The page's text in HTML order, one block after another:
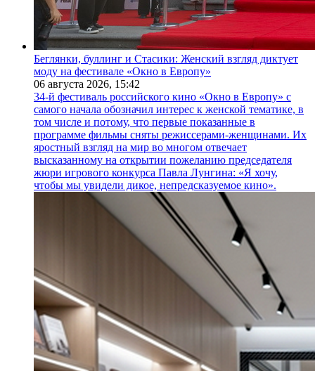
Беглянки, буллинг и Стасики: Женский взгляд диктует
моду на фестивале «Окно в Европу»
06 августа 2026, 15:42
34-й фестиваль российского кино «Окно в Европу» с
самого начала обозначил интерес к женской тематике, в
том числе и потому, что первые показанные в
программе фильмы сняты режиссерами-женщинами. Их
яростный взгляд на мир во многом отвечает
высказанному на открытии пожеланию председателя
жюри игрового конкурса Павла Лунгина: «Я хочу,
чтобы мы увидели дикое, непредсказуемое кино».